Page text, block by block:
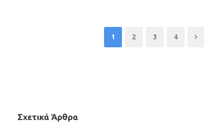
1 2 3 4
Σχετικά Άρθρα